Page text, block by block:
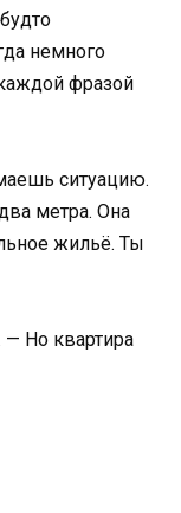
немного
фразой
ситуацию.
метра. Она
жильё. Ты
— Но квартира